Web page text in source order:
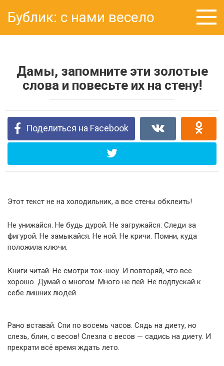
контенту
Бублик: с нами весело
Дамы, запомните эти золотые
слова и повесьте их на стену!
Поделиться на Facebook
Этот текст не на холодильник, а все стены обклеить!
Не унижайся. Не будь дурой. Не загружайся. Следи за
фигурой. Не замыкайся. Не ной. Не кричи. Помни, куда
положила ключи.
Книги читай. Не смотри ток-шоу. И повторяй, что всё
хорошо. Думай о многом. Много не пей. Не подпускай к
себе лишних людей.
Рано вставай. Спи по восемь часов. Сядь на диету, но
слезь, блин, с весов! Слезла с весов — садись на диету. И
прекрати всё время ждать лето.